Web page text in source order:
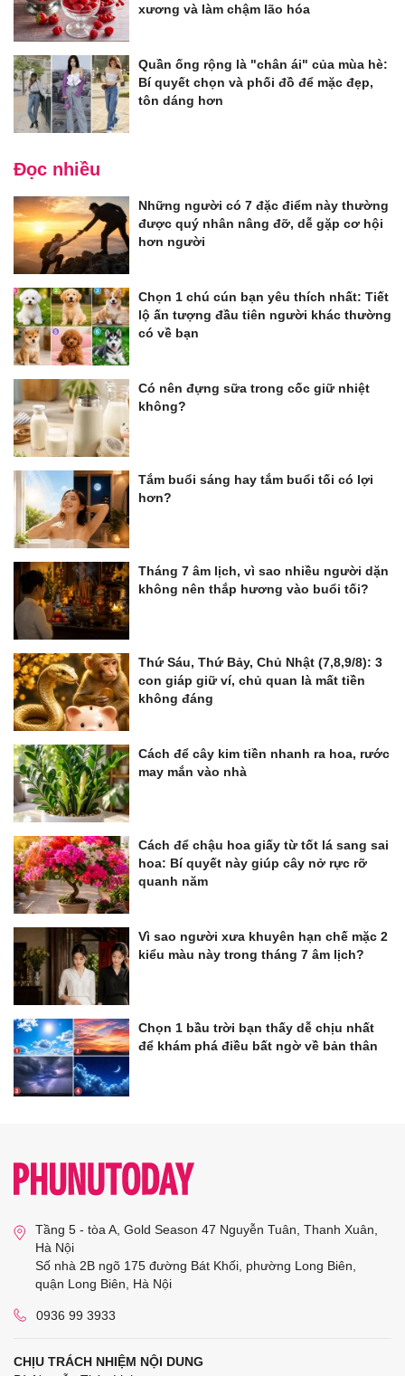
xương và làm chậm lão hóa
Quần ống rộng là "chân ái" của mùa hè:
Bí quyết chọn và phối đồ để mặc đẹp,
tôn dáng hơn
Đọc nhiều
Những người có 7 đặc điểm này thường
được quý nhân nâng đỡ, dễ gặp cơ hội
hơn người
Chọn 1 chú cún bạn yêu thích nhất: Tiết
lộ ấn tượng đầu tiên người khác thường
có về bạn
Có nên đựng sữa trong cốc giữ nhiệt
không?
Tắm buổi sáng hay tắm buổi tối có lợi
hơn?
Tháng 7 âm lịch, vì sao nhiều người dặn
không nên thắp hương vào buổi tối?
Thứ Sáu, Thứ Bảy, Chủ Nhật (7,8,9/8): 3
con giáp giữ ví, chủ quan là mất tiền
không đáng
Cách để cây kim tiền nhanh ra hoa, rước
may mắn vào nhà
Cách để chậu hoa giấy từ tốt lá sang sai
hoa: Bí quyết này giúp cây nở rực rỡ
quanh năm
Vì sao người xưa khuyên hạn chế mặc 2
kiểu màu này trong tháng 7 âm lịch?
Chọn 1 bầu trời bạn thấy dễ chịu nhất
để khám phá điều bất ngờ về bản thân
Tầng 5 - tòa A, Gold Season 47 Nguyễn Tuân, Thanh Xuân,
Hà Nội
Số nhà 2B ngõ 175 đường Bát Khối, phường Long Biên,
quận Long Biên, Hà Nội
0936 99 3933
CHỊU TRÁCH NHIỆM NỘI DUNG